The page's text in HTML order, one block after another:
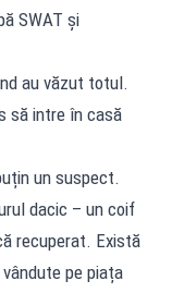
SWAT și
au văzut totul.
să intre în casă
un suspect.
dacic – un coif
recuperat. Există
pe piața